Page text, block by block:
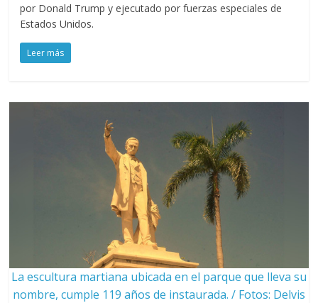
por Donald Trump y ejecutado por fuerzas especiales de
Estados Unidos.
Leer más
La escultura martiana ubicada en el parque que lleva su
nombre, cumple 119 años de instaurada. / Fotos: Delvis